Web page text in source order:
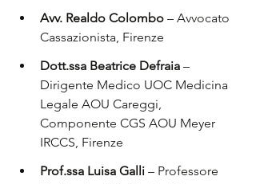
Avv. Realdo Colombo – Avvocato
Cassazionista, Firenze
Dott.ssa Beatrice Defraia –
Dirigente Medico UOC Medicina
Legale AOU Careggi,
Componente CGS AOU Meyer
IRCCS, Firenze
Prof.ssa Luisa Galli – Professore